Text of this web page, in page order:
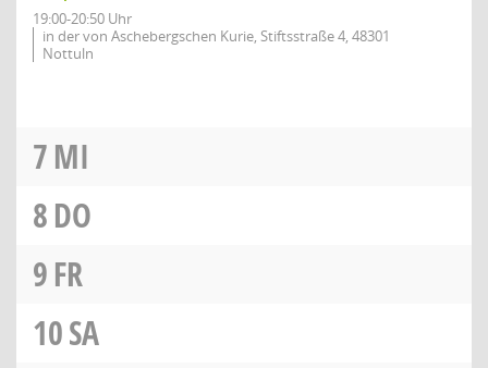
19:00-20:50 Uhr
in der von Aschebergschen Kurie, Stiftsstraße 4, 48301
Nottuln
7MI
8DO
9FR
10SA